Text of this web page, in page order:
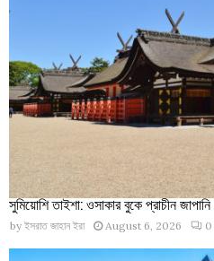
সুমিয়োশি তাইশা: ওসাকার বুকে প্রাচীন
by ইসরাত জাহান ইরা August 6, 2026 0